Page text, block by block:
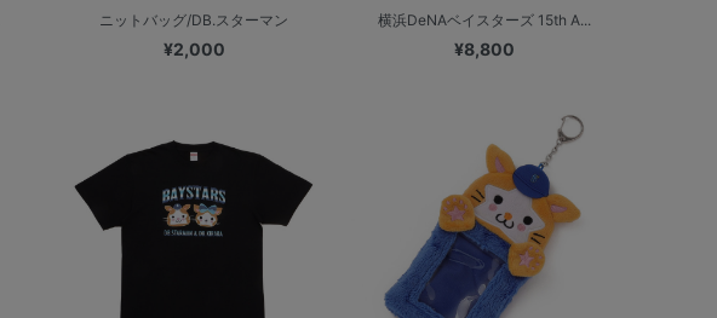
ニットバッグ/DB.スターマン
¥2,000
横浜DeNAベイスターズ 15th A...
¥8,800